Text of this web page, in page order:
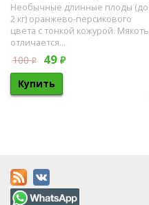
Необычные длинные плоды (до
2 кг) оранжево-персикового
цвета с тонкой кожурой. Мякоть
отличается...
100₽ 49 ₽